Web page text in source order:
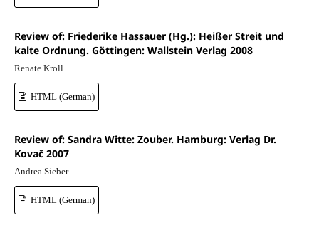
Review of: Friederike Hassauer (Hg.): Heißer Streit und
kalte Ordnung. Göttingen: Wallstein Verlag 2008
Renate Kroll
HTML (German)
Review of: Sandra Witte: Zouber. Hamburg: Verlag Dr.
Kovač 2007
Andrea Sieber
HTML (German)